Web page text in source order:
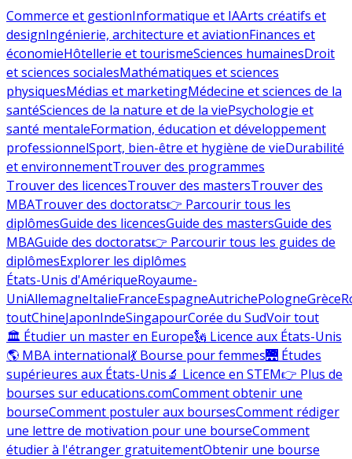
Commerce et gestionInformatique et IAArts créatifs et
designIngénierie, architecture et aviationFinances et
économieHôtellerie et tourismeSciences humainesDroit
et sciences socialesMathématiques et sciences
physiquesMédias et marketingMédecine et sciences de la
santéSciences de la nature et de la viePsychologie et
santé mentaleFormation, éducation et développement
professionnelSport, bien-être et hygiène de vieDurabilité
et environnementTrouver des programmes
Trouver des licencesTrouver des mastersTrouver des
MBATrouver des doctorats👉 Parcourir tous les
diplômesGuide des licencesGuide des mastersGuide des
MBAGuide des doctorats👉 Parcourir tous les guides de
diplômesExplorer les diplômes
États-Unis d'AmériqueRoyaume-
UniAllemagneItalieFranceEspagneAutrichePologneGrèce
toutChineJaponIndeSingapourCorée du SudVoir tout
🏛 Étudier un master en Europe🗽 Licence aux États-Unis
🌎 MBA international💃 Bourse pour femmes🌉 Études
supérieures aux États-Unis🔬 Licence en STEM👉 Plus de
bourses sur educations.comComment obtenir une
bourseComment postuler aux boursesComment rédiger
une lettre de motivation pour une bourseComment
étudier à l'étranger gratuitementObtenir une bourse